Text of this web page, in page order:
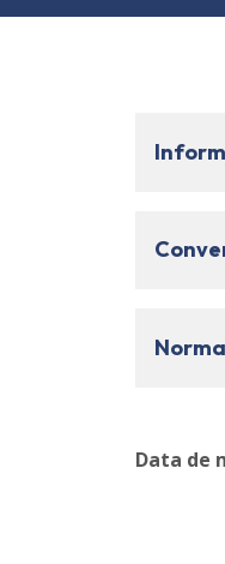
Data de